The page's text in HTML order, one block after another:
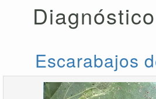
Escarabajos